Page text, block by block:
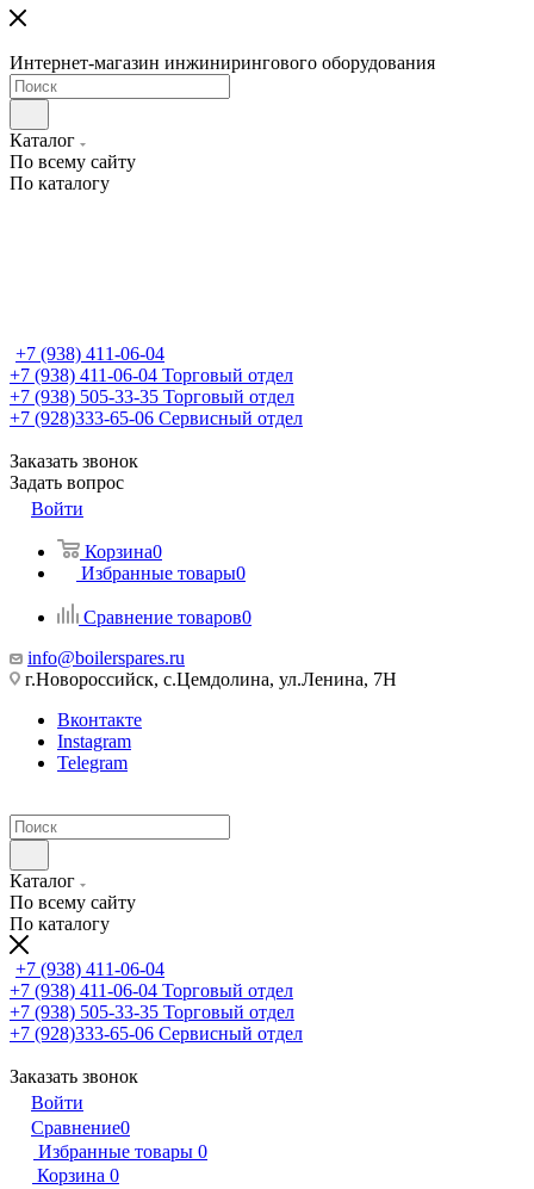
Интернет-магазин инжинирингового оборудования
Каталог
По всему сайту
По каталогу
+7 (938) 411-06-04
+7 (938) 411-06-04 Торговый отдел
+7 (938) 505-33-35 Торговый отдел
+7 (928)333-65-06 Сервисный отдел
Заказать звонок
Задать вопрос
Войти
Корзина0
Избранные товары0
Сравнение товаров0
info@boilerspares.ru
г.Новороссийск, с.Цемдолина, ул.Ленина, 7Н
Вконтакте
Instagram
Telegram
Каталог
По всему сайту
По каталогу
+7 (938) 411-06-04
+7 (938) 411-06-04 Торговый отдел
+7 (938) 505-33-35 Торговый отдел
+7 (928)333-65-06 Сервисный отдел
Заказать звонок
Войти
Сравнение0
Избранные товары 0
Корзина 0